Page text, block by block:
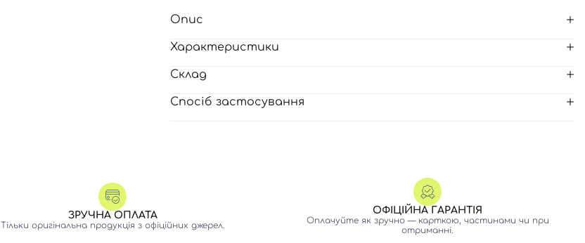
Опис
Характеристики
Склад
Спосіб застосування
ЗРУЧНА ОПЛАТА
Тільки оригінальна продукція з офіційних джерел.
ОФІЦІЙНА ГАРАНТІЯ
Оплачуйте як зручно — карткою, частинами чи при
отриманні.